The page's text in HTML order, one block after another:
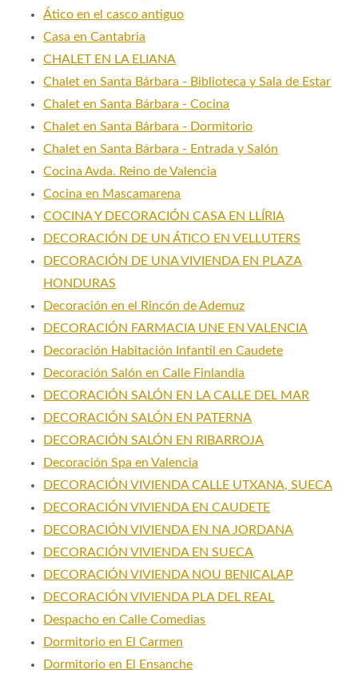
Ático en el casco antiguo
Casa en Cantabria
CHALET EN LA ELIANA
Chalet en Santa Bárbara - Biblioteca y Sala de Estar
Chalet en Santa Bárbara - Cocina
Chalet en Santa Bárbara - Dormitorio
Chalet en Santa Bárbara - Entrada y Salón
Cocina Avda. Reino de Valencia
Cocina en Mascamarena
COCINA Y DECORACIÓN CASA EN LLÍRIA
DECORACIÓN DE UN ÁTICO EN VELLUTERS
DECORACIÓN DE UNA VIVIENDA EN PLAZA
HONDURAS
Decoración en el Rincón de Ademuz
DECORACIÓN FARMACIA UNE EN VALENCIA
Decoración Habitación Infantil en Caudete
Decoración Salón en Calle Finlandia
DECORACIÓN SALÓN EN LA CALLE DEL MAR
DECORACIÓN SALÓN EN PATERNA
DECORACIÓN SALÓN EN RIBARROJA
Decoración Spa en Valencia
DECORACIÓN VIVIENDA CALLE UTXANA, SUECA
DECORACIÓN VIVIENDA EN CAUDETE
DECORACIÓN VIVIENDA EN NA JORDANA
DECORACIÓN VIVIENDA EN SUECA
DECORACIÓN VIVIENDA NOU BENICALAP
DECORACIÓN VIVIENDA PLA DEL REAL
Despacho en Calle Comedias
Dormitorio en El Carmen
Dormitorio en El Ensanche